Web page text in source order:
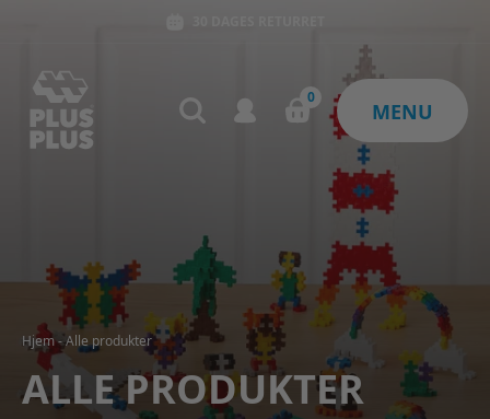
0
MENU
Hjem-Alle produkter
ALLE PRODUKTER